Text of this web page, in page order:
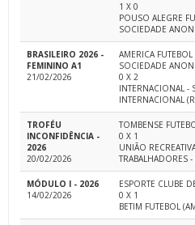
1 X 0
POUSO ALEGRE
SOCIEDADE
BRASILEIRO 2026 -
FEMININO A1
21/02/2026
AMERICA
SOCIEDADE
0 X 2
INTERNACIONAL -
INTERNACIONAL
TROFÉU
INCONFIDÊNCIA -
2026
20/02/2026
TOMBENSE
0 X 1
UNIÃO
TRABALHADORES -
MÓDULO I - 2026
14/02/2026
ESPORTE CLUBE
0 X 1
BETIM FUTEBOL